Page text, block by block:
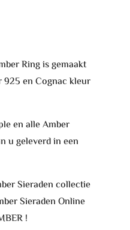
Ring is gemaakt
925 en Cognac kleur
en alle Amber
u geleverd in een
Sieraden collectie
Sieraden Online
!